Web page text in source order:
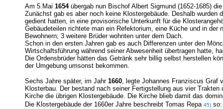
Am 5.Mai 1654übergab nun Bischof Albert Sigmund (1652-1685)
Zunächst gab es aber noch keine Klostergebäude. Deshalb wurden
gedient hatten, in eine provisorische Unterkunft für die
Gebäudeteilen richtete man ein Refektorium, eine Küche und in der
Bewohnern; 3 weitere Brüder wohnten unter dem Dach.
Schon in den ersten Jahren gab es auch Differenzen unter den
Wirtschaftsführung während seiner Abwesenheit übertragen hatte,
Die Ordensbrüder hätten das Getränk sehr billig selbst herstellen
der Umgebung umsonst bekommen.
Sechs Jahre später, im Jahr 1660, legte Johannes Franziscus Graf
Klosterbau. Der bestand nach seiner Fertigstellung aus vier
Kirche die übrigen Klostergebäude. Die Kirche blieb damit das
Die Klostergebäude der 1660er Jahre beschreibt Tomas Repa 45) so: